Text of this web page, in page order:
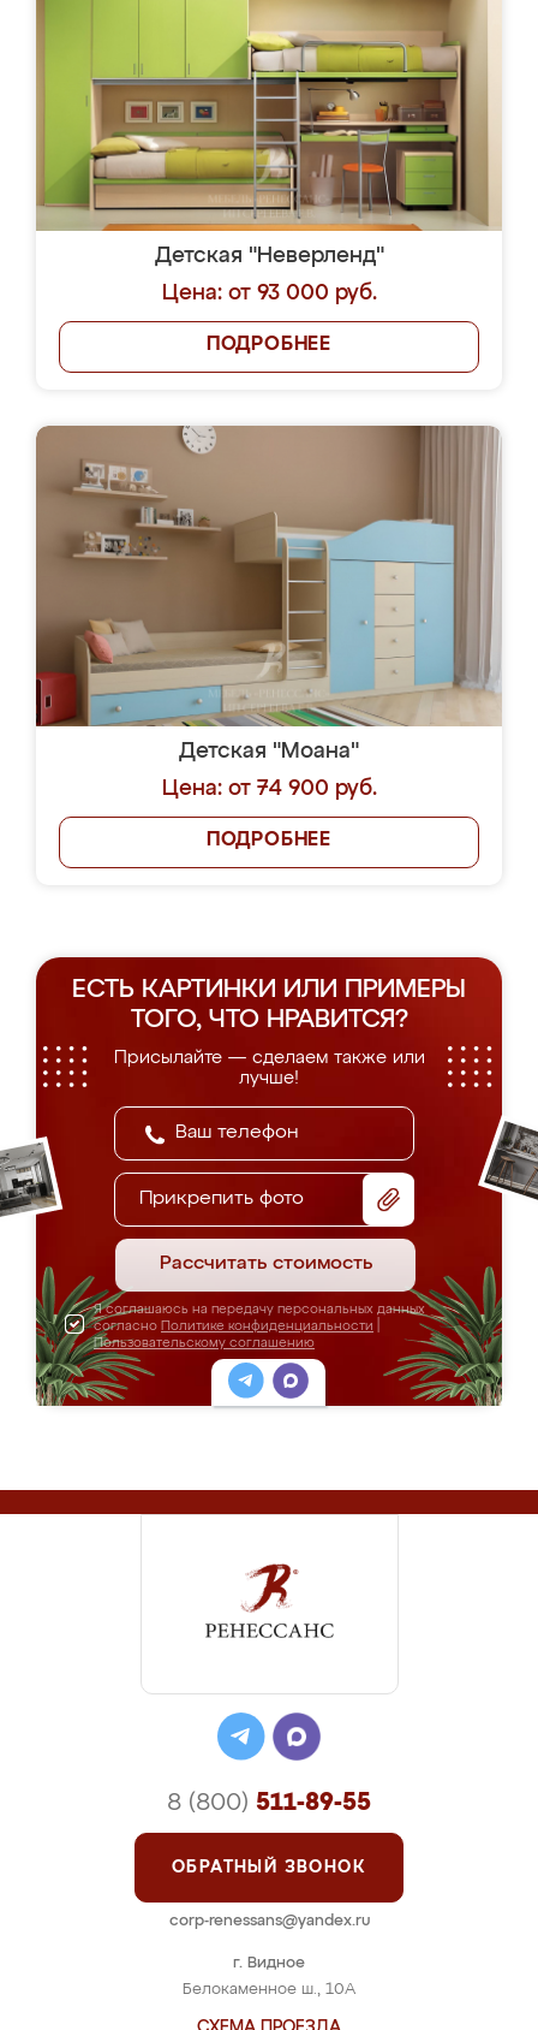
Детская "Неверленд"
Цена: от 93 000 руб.
ПОДРОБНЕЕ
Детская "Моана"
Цена: от 74 900 руб.
ПОДРОБНЕЕ
ЕСТЬ КАРТИНКИ ИЛИ ПРИМЕРЫ
ТОГО, ЧТО НРАВИТСЯ?
Присылайте — сделаем также или
лучше!
Прикрепить фото
Рассчитать стоимость
Я соглашаюсь на передачу персональных данных
согласно Политике конфиденциальности
Пользовательскому соглашению
г. Видное
Белокаменное ш., 10А
8 (800) 511-89-55
ОБРАТНЫЙ ЗВОНОК
corp-renessans@yandex.ru